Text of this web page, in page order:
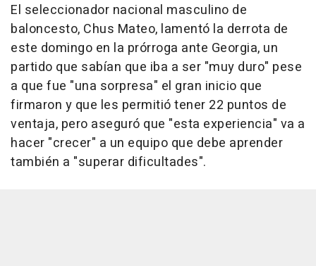
El seleccionador nacional masculino de
baloncesto, Chus Mateo, lamentó la derrota de
este domingo en la prórroga ante Georgia, un
partido que sabían que iba a ser "muy duro" pese
a que fue "una sorpresa" el gran inicio que
firmaron y que les permitió tener 22 puntos de
ventaja, pero aseguró que "esta experiencia" va a
hacer "crecer" a un equipo que debe aprender
también a "superar dificultades".